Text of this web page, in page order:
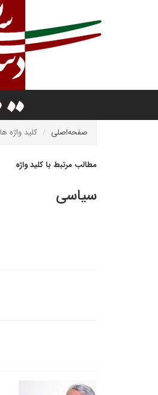
صفحه‌اصلی کلید واژه ها
مطالب مرتبط با کلید واژه
سیاسی